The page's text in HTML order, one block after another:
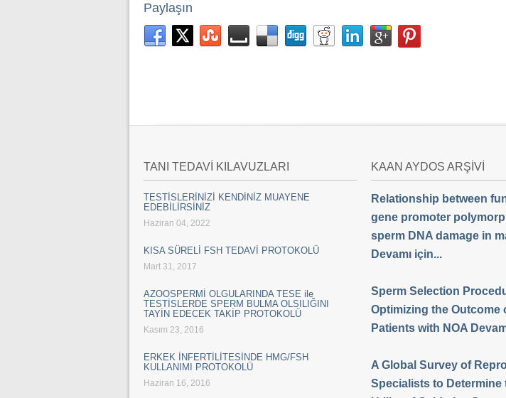
Paylaşın
TANI TEDAVİ KILAVUZLARI
TESTİSLERİNİZİ KENDİNİZ MUAYENE
EDEBİLİRSİNİZ
Haziran 04, 2022
KISA SÜRELİ FSH TEDAVİ PROTOKOLÜ
Mart 31, 2017
AZOOSPERMİ OLGULARINDA TESE ile
TESTİSLERDE SPERM BULMA OLSILIĞINI
TAYİN EDECEK TAKİP PROTOKOLÜ
Kasım 23, 2016
ERKEK İNFERTİLİTESİNDE HMG/FSH
KULLANIMI PROTOKOLÜ
Haziran 16, 2016
KAAN AYDOS ARŞİVİ
Relationship between
gene promoter
sperm DNA damage in
Devamı için...
Sperm Selection
Optimizing the Outcome
Patients with NOA
A Global Survey of
Specialists to Determine